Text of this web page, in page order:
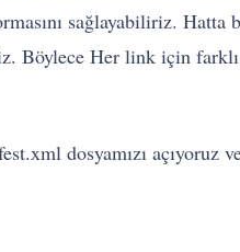
sağlayabiliriz.
Böylece Her link için
dosyamızı